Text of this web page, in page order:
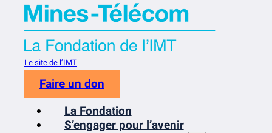
Le site de l’IMT
Faire un don
La Fondation
S’engager pour l’avenir